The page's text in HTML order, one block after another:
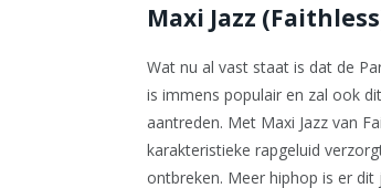
Maxi Jazz
Wat nu al vast staat is dat de
is immens populair en zal ook
aantreden. Met Maxi Jazz van
karakteristieke rapgeluid
ontbreken. Meer hiphop is er